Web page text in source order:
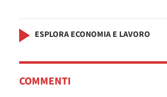
ESPLORA ECONOMIA E LAVORO
COMMENTI